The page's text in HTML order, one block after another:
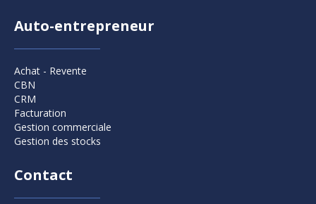
Auto-entrepreneur
Achat - Revente
CBN
CRM
Facturation
Gestion commerciale
Gestion des stocks
Contact